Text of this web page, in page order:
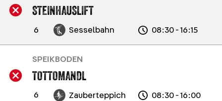
STEINHAUSLIFT
6 Sesselbahn 08:30 - 16:15
TOTTOMANDL
6 Zauberteppich 08:30 - 16:00
SPEIKBODEN